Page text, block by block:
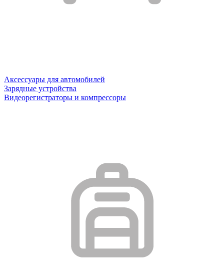
Аксессуары для автомобилей
Зарядные устройства
Видеорегистраторы и компрессоры